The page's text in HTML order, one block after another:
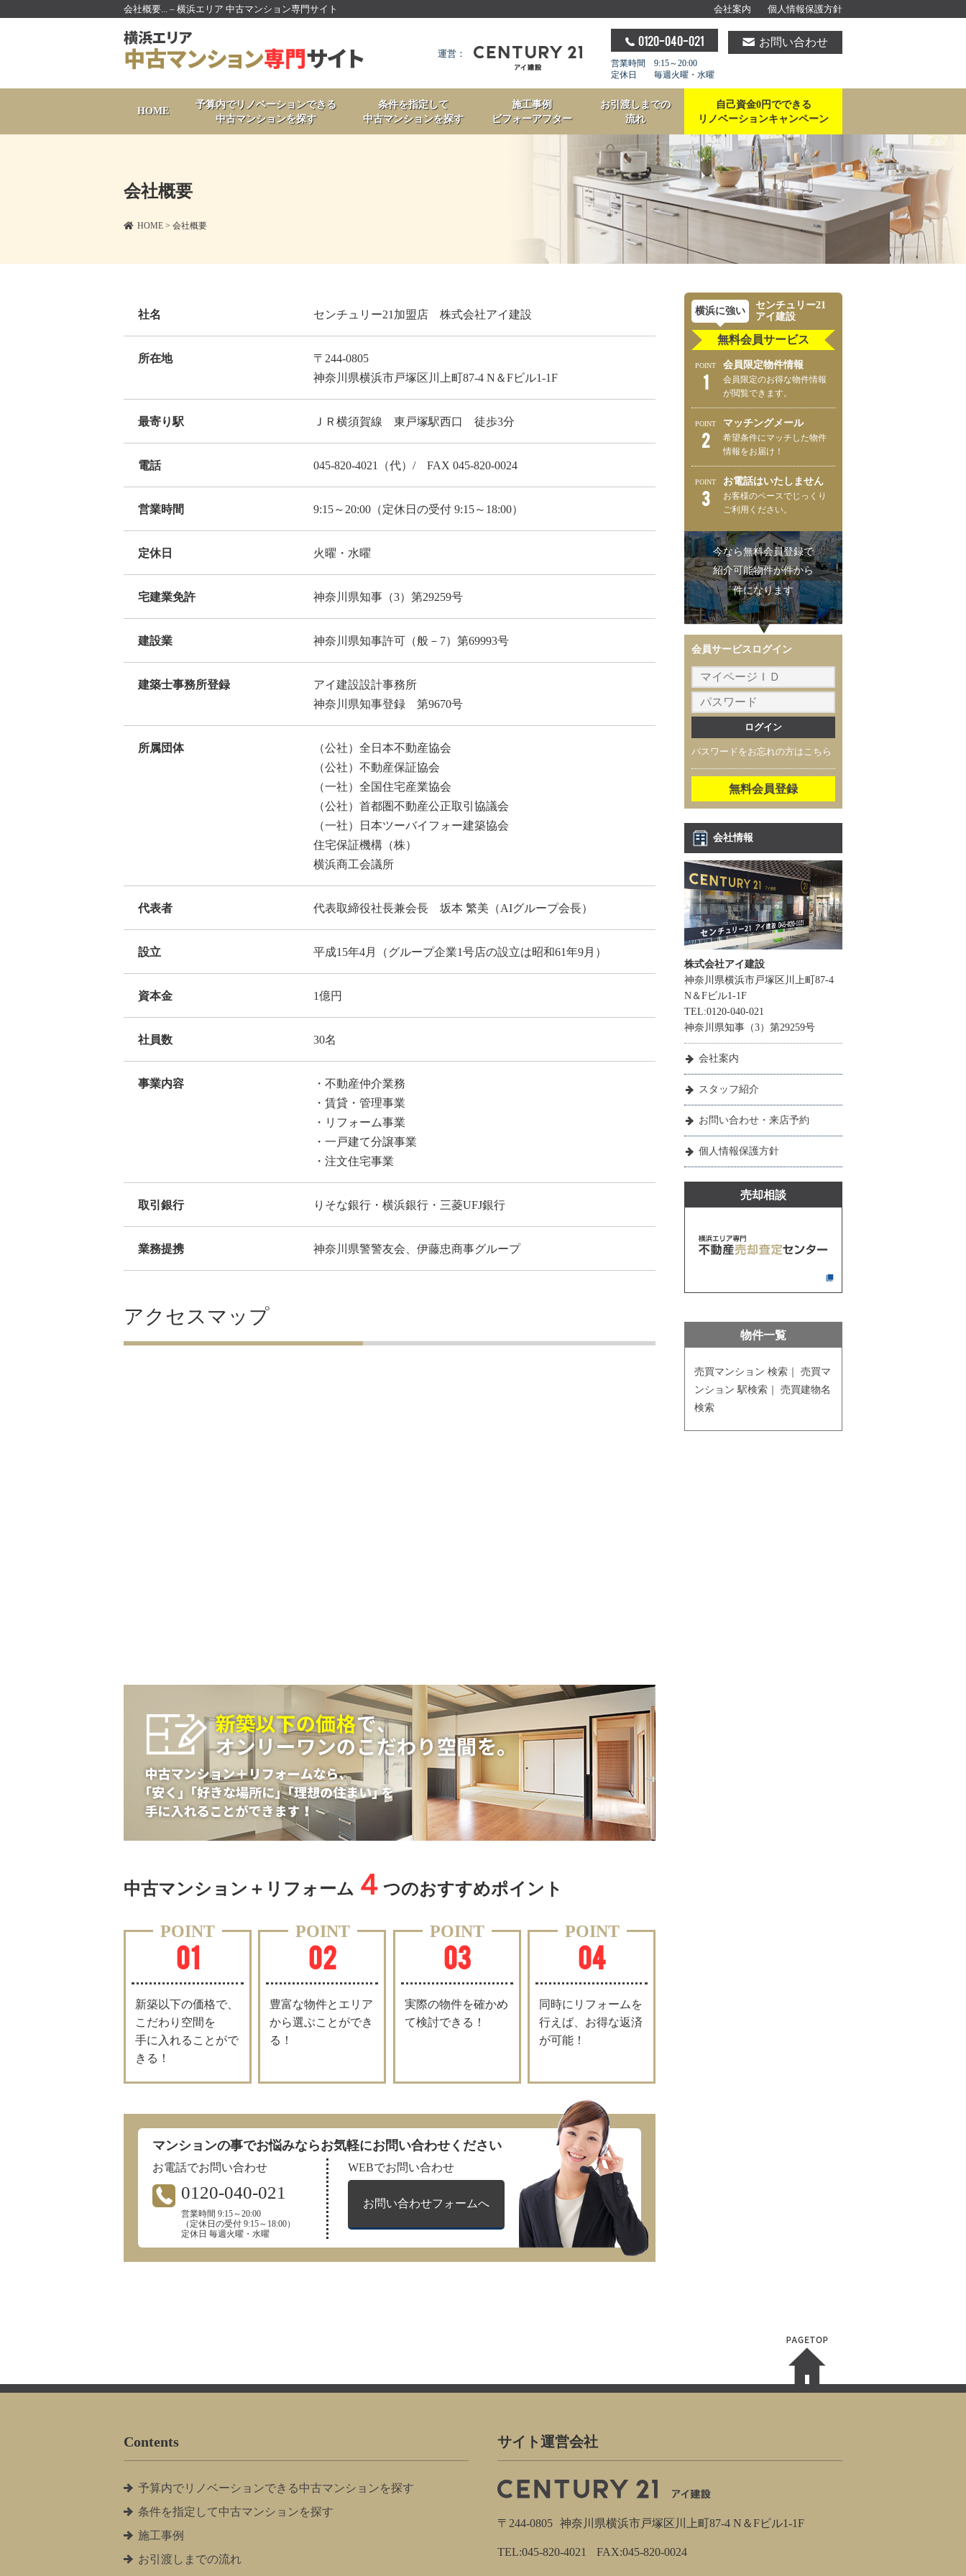
会社概要... – 横浜エリア 中古マンション専門サイト 会社案内 個人情報保護方針
運営：
0120-040-021 お問い合わせ
営業時間 9:15～20:00
定休日 毎週火曜・水曜
HOME
予算内でリノベーションできる
中古マンションを探す
条件を指定して
中古マンションを探す
施工事例
ビフォーアフター
お引渡しまでの
流れ
自己資金0円でできる
リノベーションキャンペーン
会社概要
HOME > 会社概要
社名 センチュリー21加盟店 株式会社アイ建設
所在地
〒244-0805
神奈川県横浜市戸塚区川上町87-4 N＆Fビル1-1F
最寄り駅 ＪＲ横須賀線 東戸塚駅西口 徒歩3分
電話 045-820-4021（代）/ FAX 045-820-0024
営業時間 9:15～20:00（定休日の受付 9:15～18:00）
定休日 火曜・水曜
宅建業免許 神奈川県知事（3）第29259号
建設業 神奈川県知事許可（般－7）第69993号
建築士事務所登録
アイ建設設計事務所
神奈川県知事登録 第9670号
所属団体
（公社）全日本不動産協会
（公社）不動産保証協会
（一社）全国住宅産業協会
（公社）首都圏不動産公正取引協議会
（一社）日本ツーバイフォー建築協会
住宅保証機構（株）
横浜商工会議所
代表者 代表取締役社長兼会長 坂本 繁美（AIグループ会長）
設立 平成15年4月（グループ企業1号店の設立は昭和61年9月）
資本金 1億円
社員数 30名
事業内容
・不動産仲介業務
・賃貸・管理事業
・リフォーム事業
・一戸建て分譲事業
・注文住宅事業
取引銀行 りそな銀行・横浜銀行・三菱UFJ銀行
業務提携 神奈川県警警友会、伊藤忠商事グループ
アクセスマップ
中古マンション＋リフォーム ４ つのおすすめポイント
POINT
01
新築以下の価格で、
こだわり空間を
手に入れることがで
きる！
POINT
02
豊富な物件とエリア
から選ぶことができ
る！
POINT
03
実際の物件を確かめ
て検討できる！
POINT
04
同時にリフォームを
行えば、お得な返済
が可能！
マンションの事でお悩みならお気軽にお問い合わせください
お電話でお問い合わせ
0120-040-021
営業時間 9:15～20:00
（定休日の受付 9:15～18:00）
定休日 毎週火曜・水曜
WEBでお問い合わせ
お問い合わせフォームへ
横浜に強い
センチュリー21
アイ建設
無料会員サービス
POINT
1
会員限定物件情報
会員限定のお得な物件情報
が閲覧できます。
POINT
2
マッチングメール
希望条件にマッチした物件
情報をお届け！
POINT
3
お電話はいたしません
お客様のペースでじっくり
ご利用ください。
今なら無料会員登録で
紹介可能物件が件から
件になります
会員サービスログイン
パスワードをお忘れの方はこちら
無料会員登録
会社情報
株式会社アイ建設
神奈川県横浜市戸塚区川上町87-4
N＆Fビル1-1F
TEL:0120-040-021
神奈川県知事（3）第29259号
会社案内
スタッフ紹介
お問い合わせ・来店予約
個人情報保護方針
売却相談
物件一覧
売買マンション 検索｜
売買マ
ンション 駅検索｜
売買建物名
検索
Contents
予算内でリノベーションできる中古マンションを探す
条件を指定して中古マンションを探す
施工事例
お引渡しまでの流れ
サイト運営会社
〒244-0805 神奈川県横浜市戸塚区川上町87-4 N＆Fビル1-1F
TEL:045-820-4021 FAX:045-820-0024